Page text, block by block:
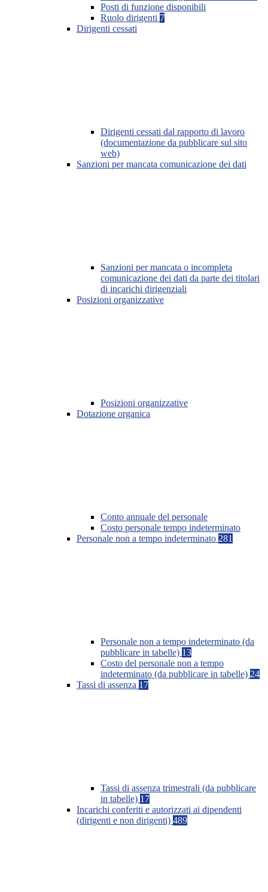
Posti di funzione disponibili
Ruolo dirigenti 7
Dirigenti cessati
Dirigenti cessati dal rapporto di lavoro
(documentazione da pubblicare sul sito
web)
Sanzioni per mancata comunicazione dei dati
Sanzioni per mancata o incompleta
comunicazione dei dati da parte dei titolari
di incarichi dirigenziali
Posizioni organizzative
Posizioni organizzative
Dotazione organica
Conto annuale del personale
Costo personale tempo indeterminato
Personale non a tempo indeterminato 281
Personale non a tempo indeterminato (da
pubblicare in tabelle) 13
Costo del personale non a tempo
indeterminato (da pubblicare in tabelle) 24
Tassi di assenza 17
Tassi di assenza trimestrali (da pubblicare
in tabelle) 17
Incarichi conferiti e autorizzati ai dipendenti
(dirigenti e non dirigenti) 489